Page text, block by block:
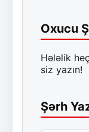
Oxucu
Hələlik
siz yazın!
Şərh